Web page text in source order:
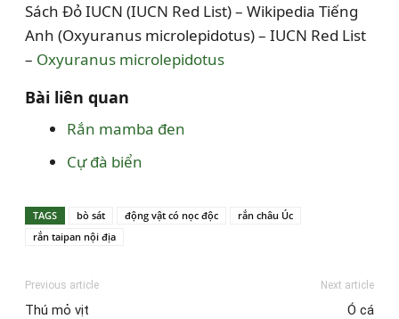
Sách Đỏ IUCN (IUCN Red List) – Wikipedia Tiếng
Anh (Oxyuranus microlepidotus) – IUCN Red List
– Oxyuranus microlepidotus
Bài liên quan
Rắn mamba đen
Cự đà biển
TAGS bò sát động vật có nọc độc
rắn châu Úc
rắn taipan nội địa
Previous article
Thú mỏ vịt
Next article
Ó cá